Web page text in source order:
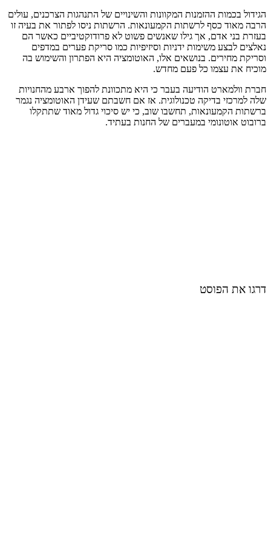
הגידול בכמות ההזמנות המקוונות והשינויים של התנהגות הצרכנים, עולים
הרבה מאוד כסף לרשתות הקמעונאות. הרשתות ניסו לפתור את בעיה זו
בעזרת בני אדם, אך גילו שאנשים פשוט לא פרודוקטיביים כאשר הם
נאלצים לבצע משימות ידניות וסיזיפיות כמו סריקת פערים במדפים
וסריקת מחירים. בנושאים אלו, האוטומציה היא הפתרון והשימוש בה
מוכיח את עצמו כל פעם מחדש.
חברת וולמארט הודיעה בעבר כי היא מתכוונת להפוך ארבע מהחנויות
שלה למרכזי בדיקה טכנולוגית. אז אם חשבתם שעידן האוטומציה נגמר
ברשתות הקמעונאות, תחשבו שוב, כי יש סיכוי גדול מאוד שתתקלו
ברובוט אוטונומי במעברים של החנות בעתיד.
דרגו את הפוסט